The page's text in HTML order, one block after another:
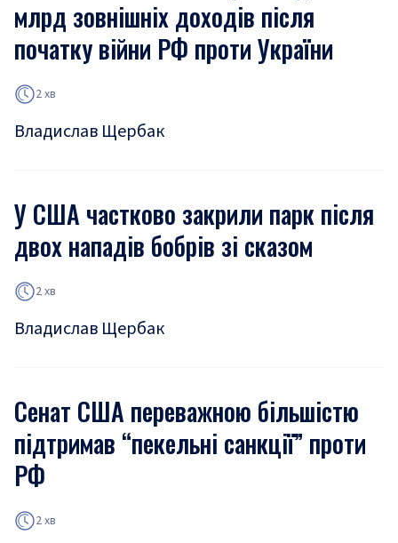
млрд зовнішніх доходів після
початку війни РФ проти України
2 хв
Владислав Щербак
У США частково закрили парк після
двох нападів бобрів зі сказом
2 хв
Владислав Щербак
Сенат США переважною більшістю
підтримав “пекельні санкції” проти
РФ
2 хв